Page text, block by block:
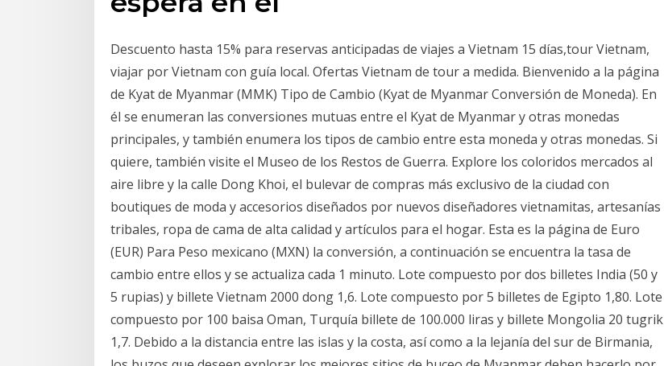
Descuento hasta 15% para reservas anticipadas de viajes a Vietnam 15 días,tour Vietnam,
viajar por Vietnam con guía local. Ofertas Vietnam de tour a medida. Bienvenido a la página
de Kyat de Myanmar (MMK) Tipo de Cambio (Kyat de Myanmar Conversión de Moneda). En
él se enumeran las conversiones mutuas entre el Kyat de Myanmar y otras monedas
principales, y también enumera los tipos de cambio entre esta moneda y otras monedas. Si
quiere, también visite el Museo de los Restos de Guerra. Explore los coloridos mercados al
aire libre y la calle Dong Khoi, el bulevar de compras más exclusivo de la ciudad con
boutiques de moda y accesorios diseñados por nuevos diseñadores vietnamitas, artesanías
tribales, ropa de cama de alta calidad y artículos para el hogar. Esta es la página de Euro
(EUR) Para Peso mexicano (MXN) la conversión, a continuación se encuentra la tasa de
cambio entre ellos y se actualiza cada 1 minuto. Lote compuesto por dos billetes India (50 y
5 rupias) y billete Vietnam 2000 dong 1,6. Lote compuesto por 5 billetes de Egipto 1,80. Lote
compuesto por 100 baisa Oman, Turquía billete de 100.000 liras y billete Mongolia 20 tugrik
1,7. Debido a la distancia entre las islas y la costa, así como a la lejanía del sur de Birmania,